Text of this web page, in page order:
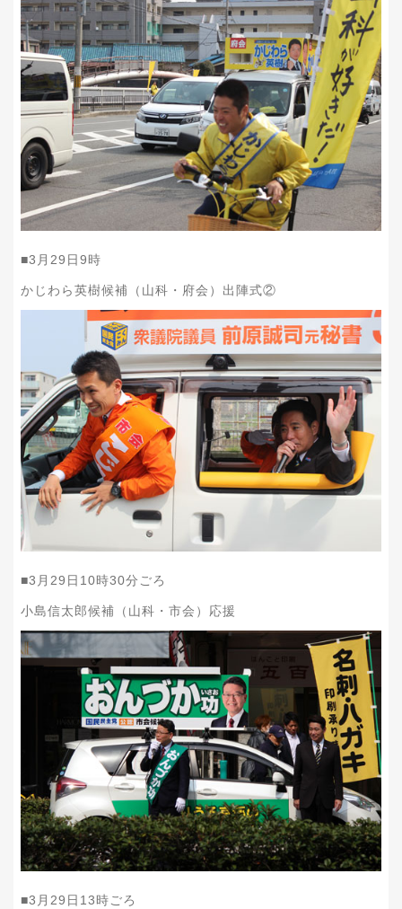
■3 月 29 日9時
かじわら英樹候補（山科・府会）出陣式②
■3 月 29 日 10時30分ごろ
小島信太郎候補（山科・市会）応援
■3 月 29 日 13時ごろ